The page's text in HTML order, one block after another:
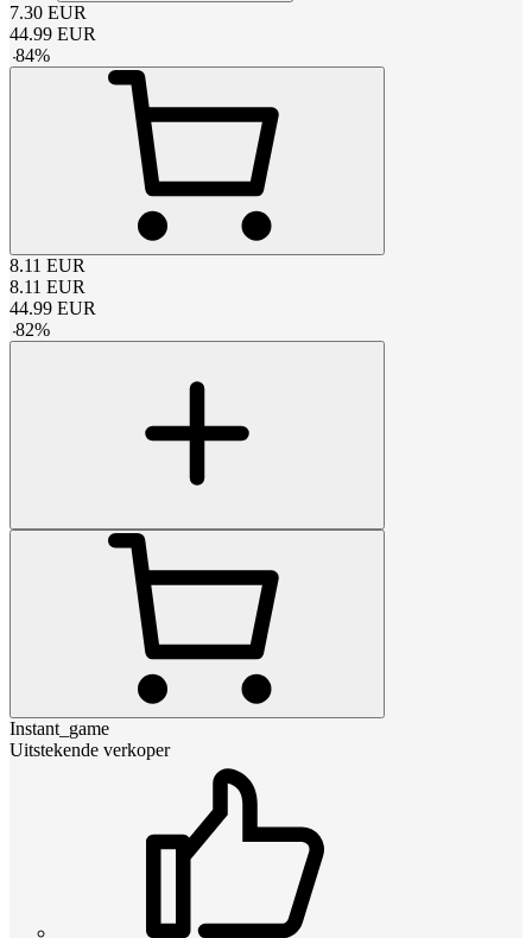
7.30 EUR
44.99 EUR
-84%
8.11 EUR
8.11 EUR
44.99 EUR
-82%
Instant_game
Uitstekende verkoper